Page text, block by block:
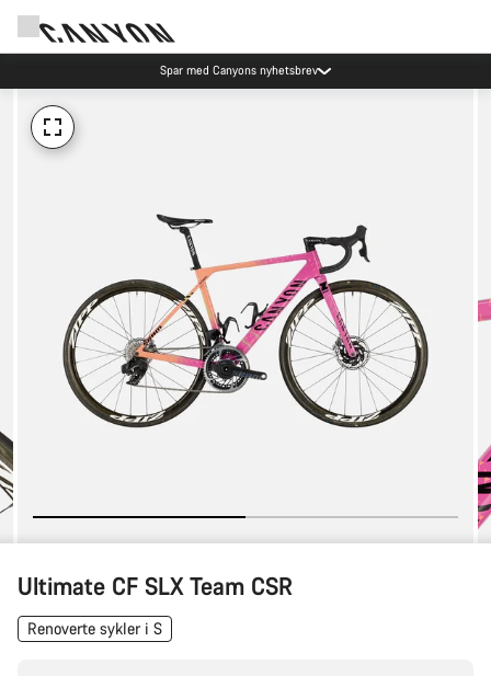
Spar med Canyons nyhetsbrev
Ultimate CF SLX Team CSR
Renoverte sykler i S